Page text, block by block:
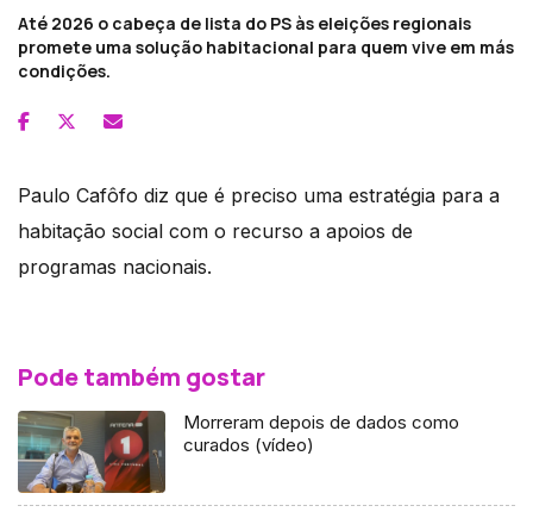
Até 2026 o cabeça de lista do PS às eleições regionais
promete uma solução habitacional para quem vive em más
condições.
Paulo Cafôfo diz que é preciso uma estratégia para a
habitação social com o recurso a apoios de
programas nacionais.
Pode também gostar
Morreram depois de dados como
curados (vídeo)